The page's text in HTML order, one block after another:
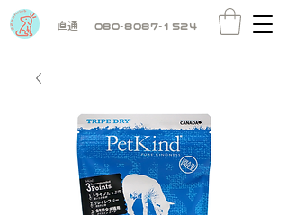
直通 080-8087-1524